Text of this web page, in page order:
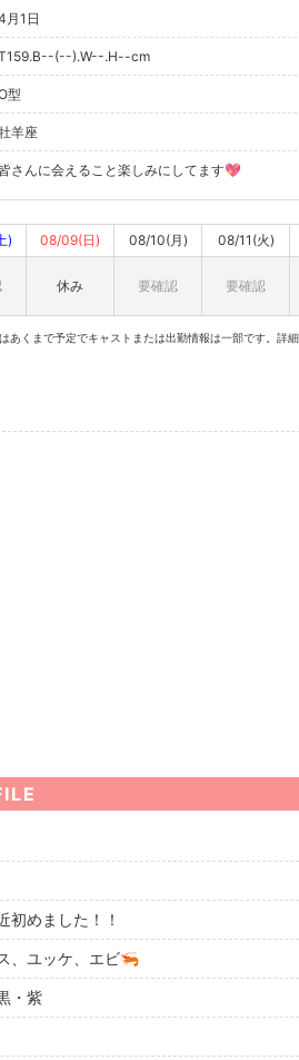
月1日
(--).W--.H--cm
型
羊座
皆さんに会えること楽しみにしてます💖
) 08/09(日) 08/10(月) 08/11(火)
休み 要確認 要確認
あくまで予定でキャストまたは出勤情報は一部です。詳
初めました！！
、ユッケ、エビ🦐
・紫